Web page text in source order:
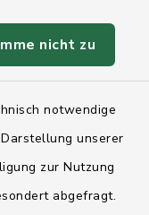
nicht zu
notwendige
unserer
zur Nutzung
abgefragt.